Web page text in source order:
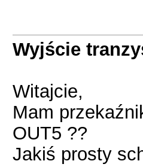
Wyjście
Witajcie,
Mam
OUT5 ??
Jakiś prosty